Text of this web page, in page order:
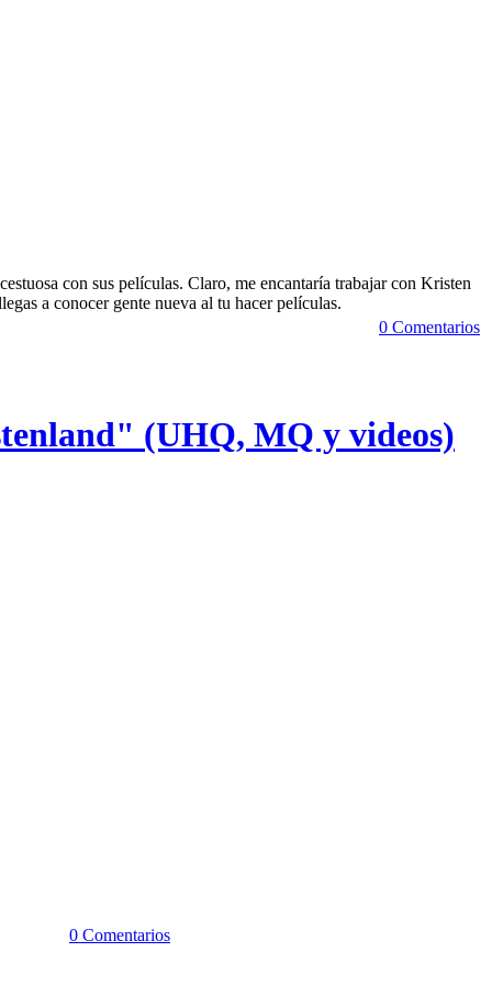
con sus películas. Claro, me encantaría trabajar con Kristen
a conocer gente nueva al tu hacer películas.
0 Comentarios
(UHQ, MQ y videos)
0 Comentarios